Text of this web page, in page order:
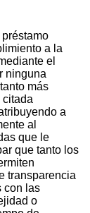
a la
el
ninguna
más
citada
a
al
que le
que tanto los
transparencia
con las
o